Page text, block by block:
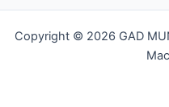
Copyright © 2026 GAD